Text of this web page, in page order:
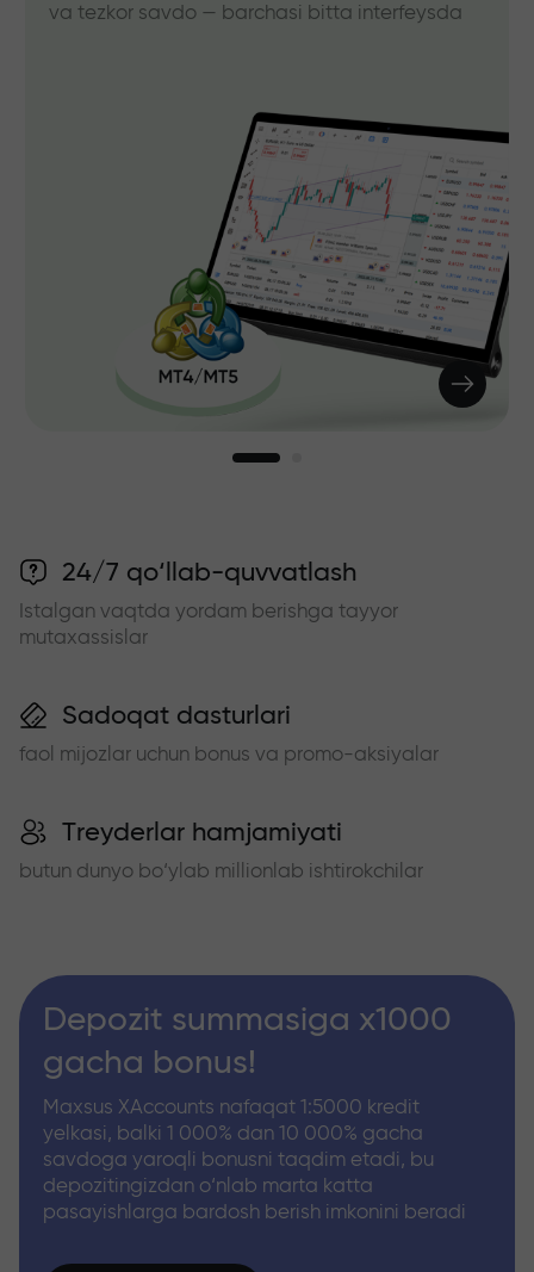
va tezkor savdo — barchasi bitta interfeysda
24/7 qo‘llab-quvvatlash
Istalgan vaqtda yordam berishga tayyor
mutaxassislar
Sadoqat dasturlari
faol mijozlar uchun bonus va promo-aksiyalar
Treyderlar hamjamiyati
butun dunyo bo‘ylab millionlab ishtirokchilar
Depozit summasiga x1000
gacha bonus!
Maxsus XAccounts nafaqat 1:5000 kredit
yelkasi, balki 1 000% dan 10 000% gacha
savdoga yaroqli bonusni taqdim etadi, bu
depozitingizdan o‘nlab marta katta
pasayishlarga bardosh berish imkonini beradi